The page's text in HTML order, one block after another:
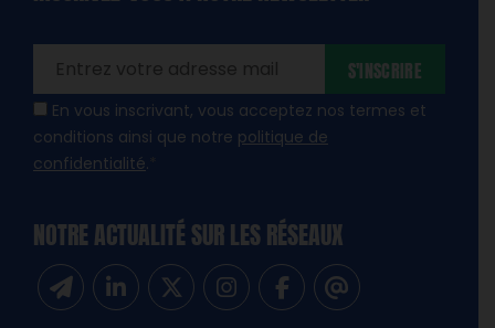
En vous inscrivant, vous acceptez nos termes et
conditions ainsi que notre politique de
confidentialité.
S'INSCRIRE
NOTRE ACTUALITÉ SUR LES RÉSEAUX